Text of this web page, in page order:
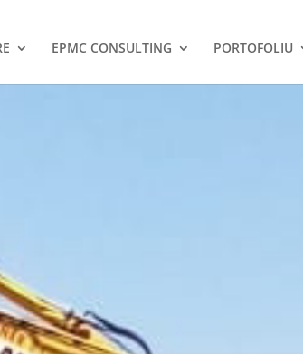
EPMC CONSULTING PORTOFOLIU